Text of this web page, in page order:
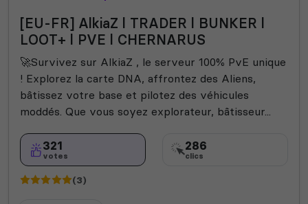
[EU-FR] AlkiaZ l TRADER l BUNKER l
LOOT+ l PVE l CHERNARUS
🚀Survivez sur AlkiaZ , le serveur 100% PvE unique
! Explorez la carte DNA, affrontez des Aliens,
bâtissez votre base et pilotez des véhicules
moddés. Que vous soyez explorateur, bâtisseur...
321
votes
286
clics
(3)